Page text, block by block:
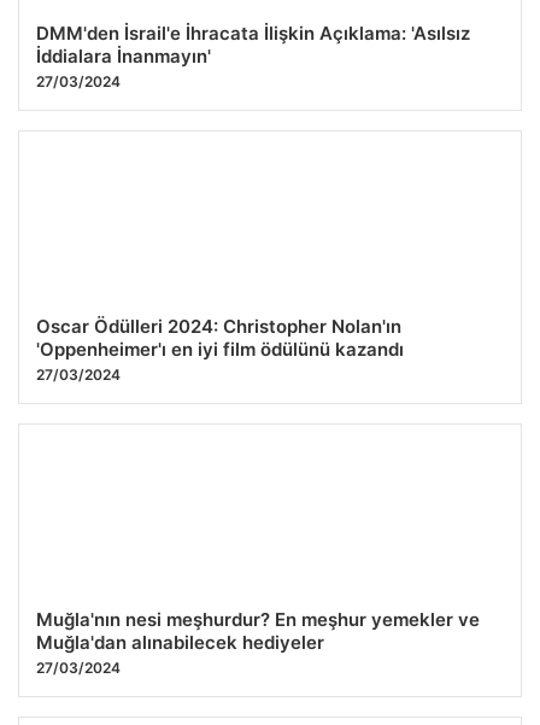
DMM'den İsrail'e İhracata İlişkin Açıklama: 'Asılsız
İddialara İnanmayın'
27/03/2024
Oscar Ödülleri 2024: Christopher Nolan'ın
'Oppenheimer'ı en iyi film ödülünü kazandı
27/03/2024
Muğla'nın nesi meşhurdur? En meşhur yemekler ve
Muğla'dan alınabilecek hediyeler
27/03/2024